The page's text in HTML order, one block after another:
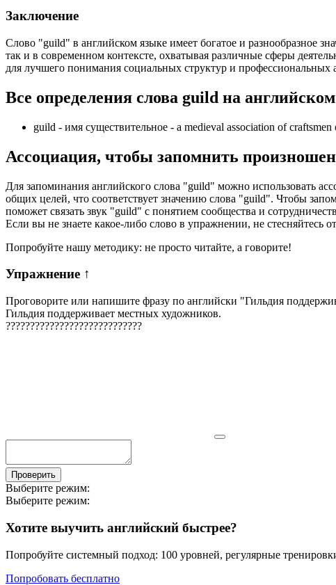
Заключение
Слово "guild" в английском языке имеет богатое и разнообразное
так и в современном контексте, охватывая различные сферы
для лучшего понимания социальных структур и профессиональных
Все определения слова guild на
guild - имя существительное - a medieval association of
Ассоциация, чтобы запомнить
Для запоминания английского слова "guild" можно использовать
общих целей, что соответствует значению слова "guild". Чтобы
поможет связать звук "guild" с понятием сообщества и
Если вы не знаете какое-либо слово в упражнении, не стесняйтесь
Попробуйте нашу методику: не просто читайте, а говорите!
Упражнение ↑
Проговорите или напишите фразу по английски "Гильдия
Гильдия поддерживает местных художников.
????????????????????????????
Проверить
Выберите режим:
Выберите режим:
Хотите выучить английский быстрее?
Попробуйте системный подход: 100 уровней, регулярные
Попробовать бесплатно